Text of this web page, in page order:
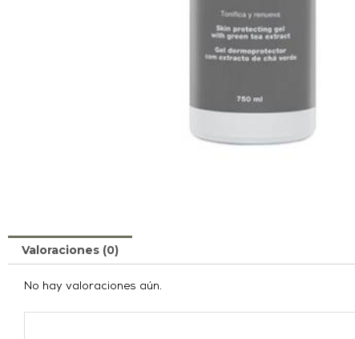
Valoraciones (0)
No hay valoraciones aún.